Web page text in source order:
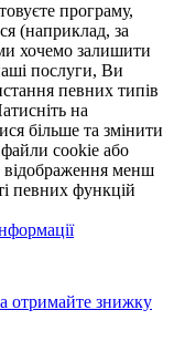
програму,
(наприклад, за
хочемо залишити
послуги, Ви
певних типів
на
більше та змінити
cookie або
відображення менш
певних функцій
отримайте знижку